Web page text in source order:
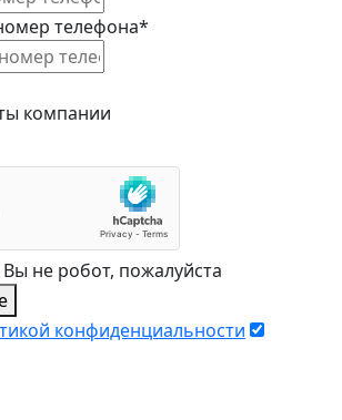
телефона*
компании
не робот, пожалуйста
конфиденциальности